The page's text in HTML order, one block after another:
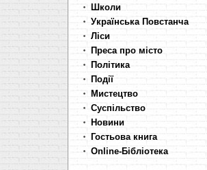
Школи
Українська Повстанча
Ліси
Преса про місто
Політика
Події
Мистецтво
Суспільство
Новини
Гостьова книга
Online-Бібліотека